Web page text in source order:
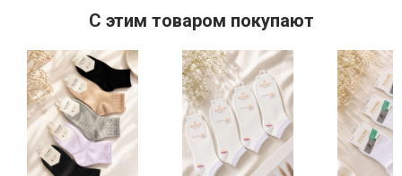
C этим товаром покупают